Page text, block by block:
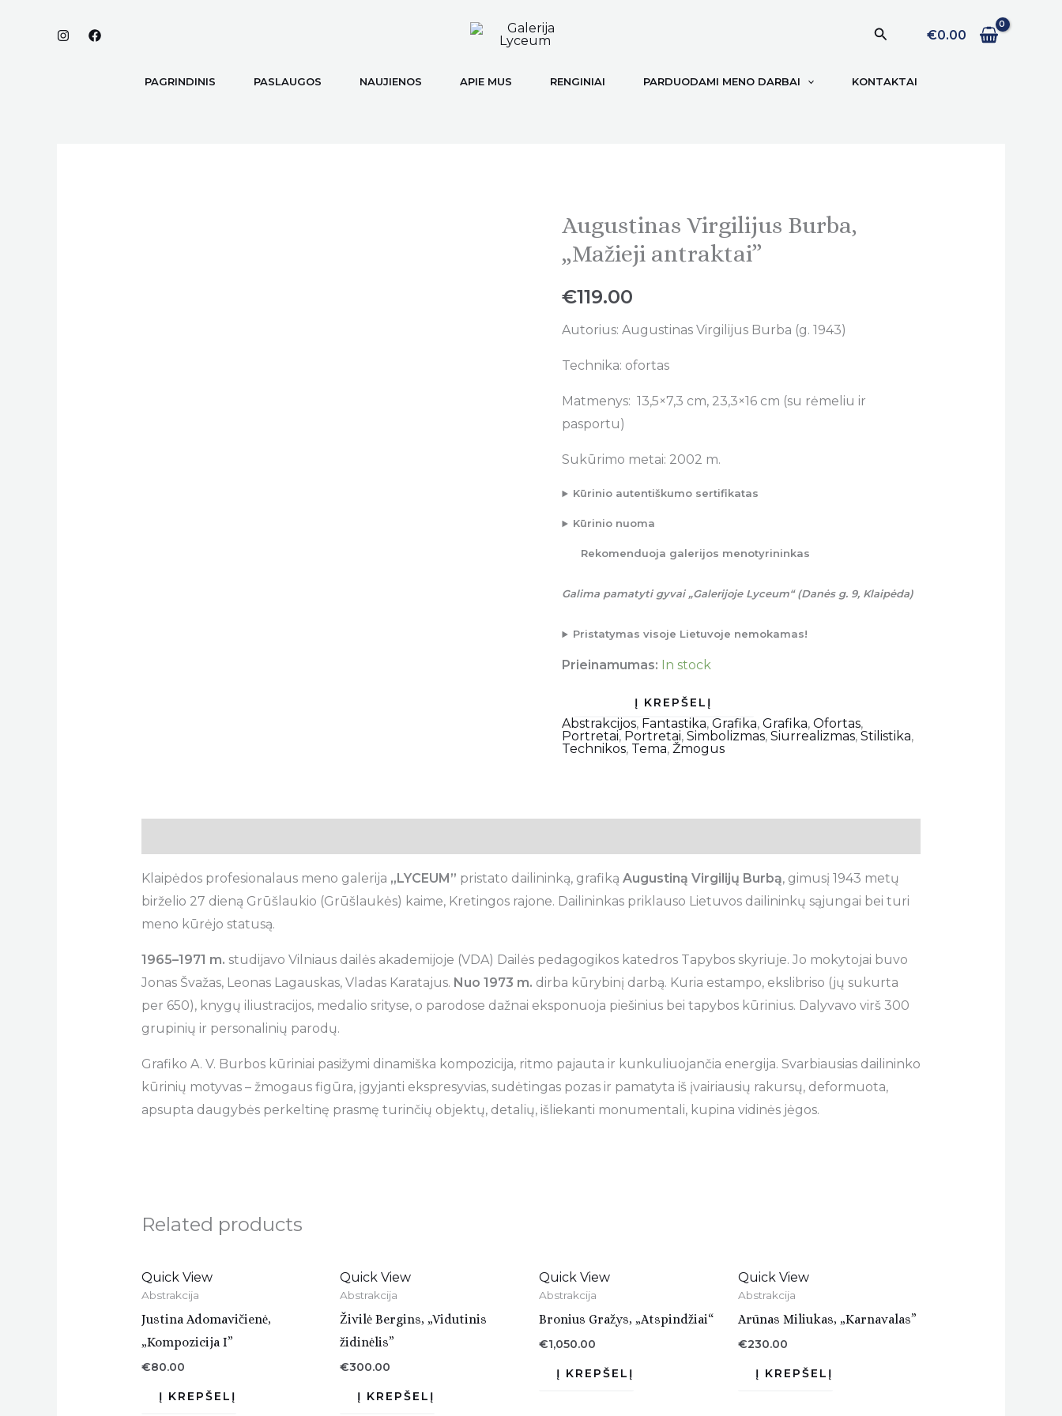
Paieška€0.00
PAGRINDINIS PASLAUGOS NAUJIENOS APIE MUS RENGINIAI PARDUODAMI MENO DARBAI KONTAKTAI
Augustinas Virgilijus Burba,
„Mažieji antraktai”
€119.00
Autorius: Augustinas Virgilijus Burba (g. 1943)
Technika: ofortas
Matmenys: 13,5×7,3 cm, 23,3×16 cm (su rėmeliu ir
pasportu)
Sukūrimo metai: 2002 m.
Kūrinio autentiškumo sertifikatas
Kūrinio nuoma
Rekomenduoja galerijos menotyrininkas
Galima pamatyti gyvai „Galerijoje Lyceum“ (Danės g. 9, Klaipėda)
Pristatymas visoje Lietuvoje nemokamas!
Prieinamumas: In stock
Augustinas
Virgilijus
Burba,
„Mažieji
quantity
Abstrakcijos, Fantastika,Grafika,Grafika,Ofortas,
Portretai, Portretai,Simbolizmas,Siurrealizmas,Stilistika,
Technikos, Tema,Žmogus
Klaipėdos profesionalaus meno galerija „LYCEUM” pristato dailininką, grafiką Augustiną Virgilijų Burbą, gimusį 1943 metų
birželio 27 dieną Grūšlaukio (Grūšlaukės) kaime, Kretingos rajone. Dailininkas priklauso Lietuvos dailininkų sąjungai bei turi
meno kūrėjo statusą.
1965–1971 m. studijavo Vilniaus dailės akademijoje (VDA) Dailės pedagogikos katedros Tapybos skyriuje. Jo mokytojai buvo
Jonas Švažas, Leonas Lagauskas, Vladas Karatajus. Nuo 1973 m. dirba kūrybinį darbą. Kuria estampo, ekslibriso (jų sukurta
per 650), knygų iliustracijos, medalio srityse, o parodose dažnai eksponuoja piešinius bei tapybos kūrinius. Dalyvavo virš 300
grupinių ir personalinių parodų.
Grafiko A. V. Burbos kūriniai pasižymi dinamiška kompozicija, ritmo pajauta ir kunkuliuojančia energija. Svarbiausias dailininko
kūrinių motyvas – žmogaus figūra, įgyjanti ekspresyvias, sudėtingas pozas ir pamatyta iš įvairiausių rakursų, deformuota,
apsupta daugybės perkeltinę prasmę turinčių objektų, detalių, išliekanti monumentali, kupina vidinės jėgos.
Related products
Quick View
Abstrakcija
Justina Adomavičienė,
„Kompozicija I”
€80.00
Quick View
Abstrakcija
Živilė Bergins, „Vidutinis
židinėlis”
€300.00
Quick View
Abstrakcija
Bronius Gražys, „Atspindžiai“
€1,050.00
Quick View
Abstrakcija
Arūnas Miliukas, „Karnavalas”
€230.00